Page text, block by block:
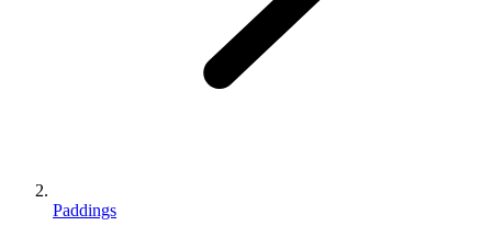
Paddings